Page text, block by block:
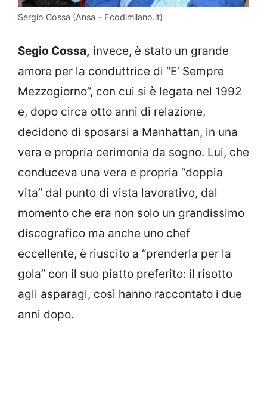
Sergio Cossa (Ansa – Ecodimilano.it)
Segio Cossa, invece, è stato un grande
amore per la conduttrice di “E’ Sempre
Mezzogiorno”, con cui si è legata nel 1992
e, dopo circa otto anni di relazione,
decidono di sposarsi a Manhattan, in una
vera e propria cerimonia da sogno. Lui, che
conduceva una vera e propria “doppia
vita” dal punto di vista lavorativo, dal
momento che era non solo un grandissimo
discografico ma anche uno chef
eccellente, è riuscito a “prenderla per la
gola” con il suo piatto preferito: il risotto
agli asparagi, così hanno raccontato i due
anni dopo.